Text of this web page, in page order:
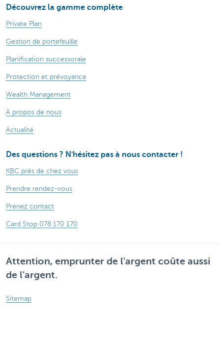
Découvrez la gamme complète
Private Plan
Gestion de portefeuille
Planification successorale
Protection et prévoyance
Wealth Management
À propos de nous
Actualité
Des questions ? N'hésitez pas à nous contacter !
KBC près de chez vous
Prendre rendez-vous
Prenez contact
Card Stop 078 170 170
Attention, emprunter de l'argent coûte aussi
de l'argent.
Sitemap